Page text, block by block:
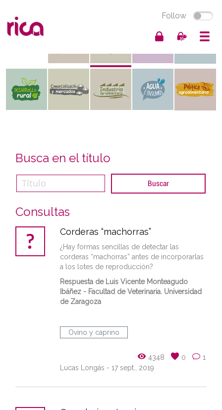
Follow
Busca en el título
Consultas
Corderas “machorras”
¿Hay formas sencillas de detectar las
corderas “machorras” antes de incorporarlas
a los lotes de reproducción?
Respuesta de Luis Vicente Monteagudo
Ibáñez - Facultad de Veterinaria. Universidad
de Zaragoza
Ovino y caprino
4348 0
1
Lucas Longás - 17 sept., 2019